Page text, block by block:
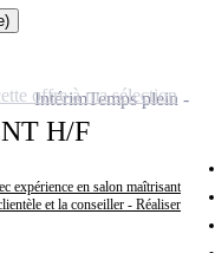
H/F
expérience en salon maîtrisant
et la conseiller - Réaliser
IntérimTemps plein
offre à ma sélection